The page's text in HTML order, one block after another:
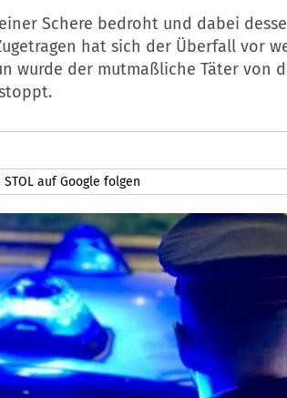
Schere bedroht und dabei
hat sich der Überfall vor
wurde der mutmaßliche Täter von
STOL auf Google folgen